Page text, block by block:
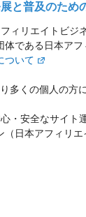
と普及のため
ィリエイトビジ
である日本アフ
ついて
多くの個人の方
・安全なサイト
（日本アフィリ